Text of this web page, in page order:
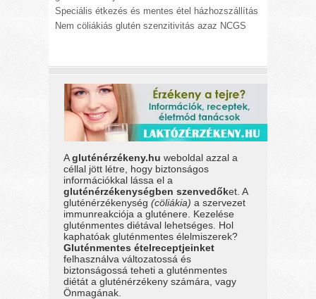
Speciális étkezés és mentes étel házhozszállítás
Nem cöliákiás glutén szenzitivitás azaz NCGS
Agluténérzékeny.hu weboldal azzal a
céllal jött létre, hogy biztonságos
információkkal lássa el a
gluténérzékenységben szenvedőket. A
gluténérzékenység(cöliákia) a szervezet
immunreakciója a gluténere. Kezelése
gluténmentes diétával lehetséges. Hol
kaphatóak gluténmentes élelmiszerek?
Gluténmentes ételreceptjeinket
felhasználva változatossá és
biztonságossá teheti a gluténmentes
diétát a gluténérzékeny számára, vagy
Önmagának.